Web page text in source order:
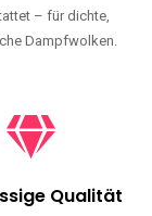
– für dichte,
Dampfwolken.
Qualität